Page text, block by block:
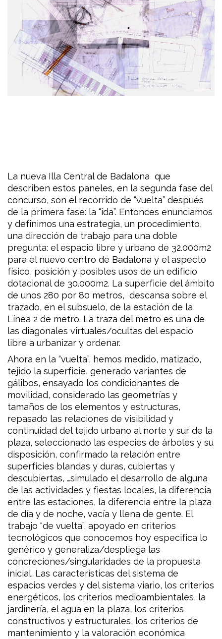
La nueva Illa Central de Badalona que
describen estos paneles, en la segunda fase del
concurso, son el recorrido de “vuelta” después
de la primera fase: la “ida”. Entonces enunciamos
y definimos una estrategia, un procedimiento,
una dirección de trabajo para una doble
pregunta: el espacio libre y urbano de 32.000m2
para el nuevo centro de Badalona y el aspecto
físico, posición y posibles usos de un edificio
dotacional de 30.000m2. La superficie del ámbito
de unos 280 por 80 metros, descansa sobre el
trazado, en el subsuelo, de la estación de la
Línea 2 de metro. La traza del metro es una de
las diagonales virtuales/ocultas del espacio
libre a urbanizar y ordenar.
Ahora en la “vuelta”, hemos medido, matizado,
tejido la superficie, generado variantes de
gálibos, ensayado los condicionantes de
movilidad, considerado las geometrías y
tamaños de los elementos y estructuras,
repasado las relaciones de visibilidad y
continuidad del tejido urbano al norte y sur de la
plaza, seleccionado las especies de árboles y su
disposición, confirmado la relación entre
superficies blandas y duras, cubiertas y
descubiertas, …simulado el desarrollo de alguna
de las actividades y fiestas locales, la diferencia
entre las estaciones, la diferencia entre la plaza
de día y de noche, vacía y llena de gente. El
trabajo “de vuelta”, apoyado en criterios
tecnológicos que conocemos hoy especifica lo
genérico y generaliza/despliega las
concreciones/singularidades de la propuesta
inicial. Las características del sistema de
espacios verdes y del sistema viario, los criterios
energéticos, los criterios medioambientales, la
jardinería, el agua en la plaza, los criterios
constructivos y estructurales, los criterios de
mantenimiento y la valoración económica